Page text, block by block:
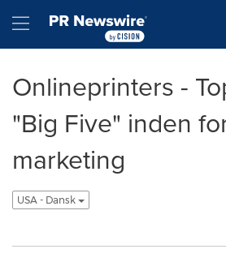
Hamburger menu
Onlineprinters -
"Big Five" inden
marketing
USA - Dansk